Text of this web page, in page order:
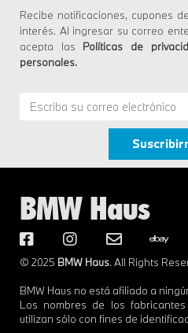
Recibe notificaciones, cupones
interés. Al ingresar su correo
acepta las Políticas de
personales.
BMW Haus
© 2025 BMW Haus. All Rights
BMW Haus no está afiliado a
Los nombres de los
utilizan sólo con fines de